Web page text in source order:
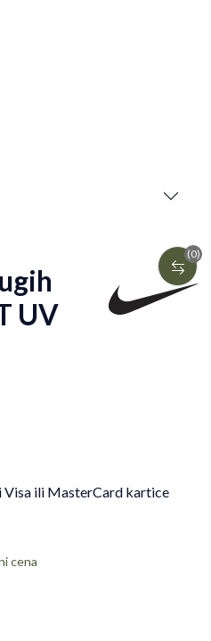
(0)
UV
Visa ili MasterCard kartice
cena